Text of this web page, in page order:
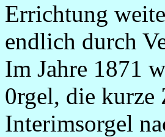
Errichtung
endlich durch
Im Jahre 1871
0rgel, die
Interimsorgel